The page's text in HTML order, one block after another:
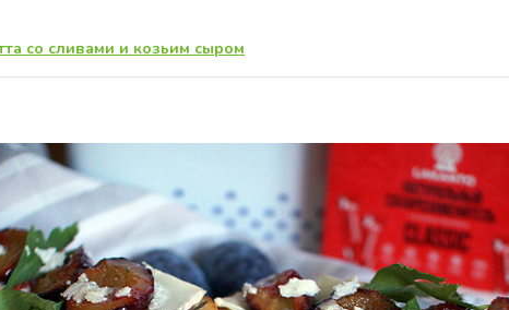
со сливами и козьим сыром